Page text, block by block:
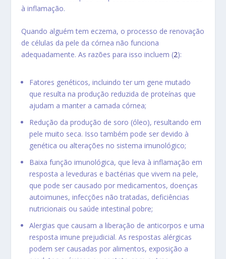
à inflamação.
Quando alguém tem eczema, o processo de renovação
de células da pele da córnea não funciona
adequadamente. As razões para isso incluem (2):
Fatores genéticos, incluindo ter um gene mutado
que resulta na produção reduzida de proteínas que
ajudam a manter a camada córnea;
Redução da produção de soro (óleo), resultando em
pele muito seca. Isso também pode ser devido à
genética ou alterações no sistema imunológico;
Baixa função imunológica, que leva à inflamação em
resposta a leveduras e bactérias que vivem na pele,
que pode ser causado por medicamentos, doenças
autoimunes, infecções não tratadas, deficiências
nutricionais ou saúde intestinal pobre;
Alergias que causam a liberação de anticorpos e uma
resposta imune prejudicial. As respostas alérgicas
podem ser causadas por alimentos, exposição a